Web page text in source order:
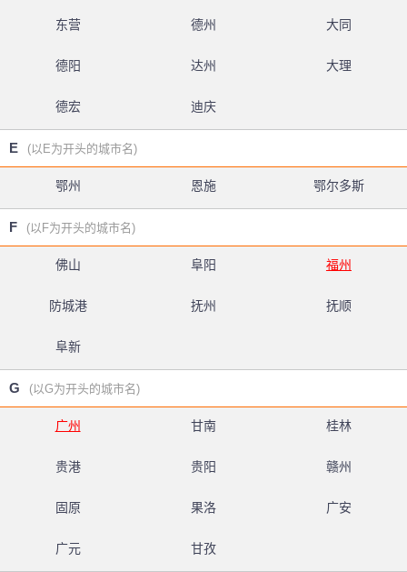
东营 德州 大同
德阳 达州 大理
德宏 迪庆
E (以E为开头的城市名)
鄂州 恩施 鄂尔多斯
F (以F为开头的城市名)
佛山 阜阳 福州
防城港 抚州 抚顺
阜新
G (以G为开头的城市名)
广州 甘南 桂林
贵港 贵阳 赣州
固原 果洛 广安
广元 甘孜